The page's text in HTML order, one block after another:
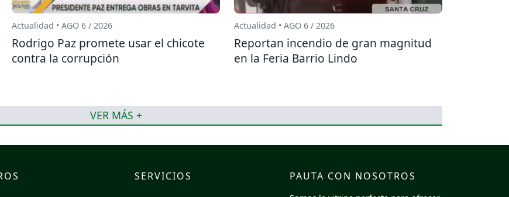
Actualidad • AGO 6 / 2026
Rodrigo Paz promete usar el chicote
contra la corrupción
Actualidad • AGO 6 / 2026
Reportan incendio de gran magnitud
en la Feria Barrio Lindo
VER MÁS +
SERVICIOS PAUTA CON NOSOTROS